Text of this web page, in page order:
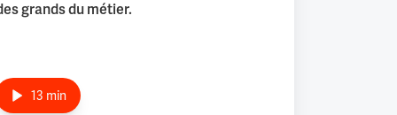
grands du métier.
13 min